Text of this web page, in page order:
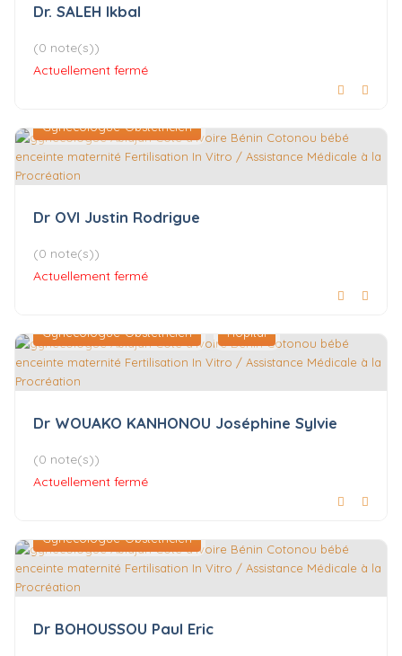
Dr. SALEH Ikbal
(0 note(s))
Actuellement fermé
Gynécologue-Obstétricien
Dr OVI Justin Rodrigue
(0 note(s))
Actuellement fermé
Gynécologue-Obstétricien Hôpital
Dr WOUAKO KANHONOU Joséphine Sylvie
(0 note(s))
Actuellement fermé
Gynécologue-Obstétricien
Dr BOHOUSSOU Paul Eric